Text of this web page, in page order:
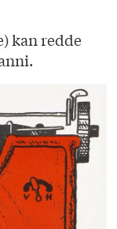
kan redde